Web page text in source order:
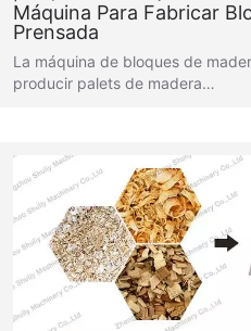
Máquina Para Fabricar
Prensada
La máquina de bloques de
producir palets de madera…